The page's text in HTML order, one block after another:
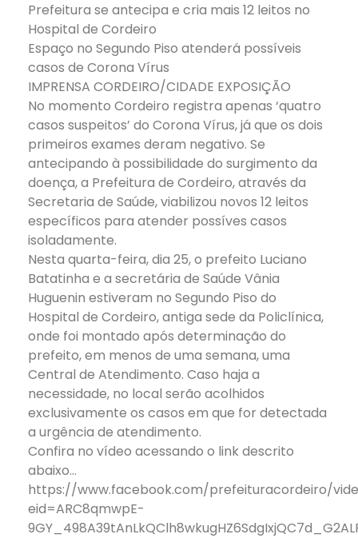
Prefeitura se antecipa e cria mais 12 leitos no
Hospital de Cordeiro
Espaço no Segundo Piso atenderá possíveis
casos de Corona Vírus
IMPRENSA CORDEIRO/CIDADE EXPOSIÇÃO
No momento Cordeiro registra apenas ‘quatro
casos suspeitos’ do Corona Vírus, já que os dois
primeiros exames deram negativo. Se
antecipando à possibilidade do surgimento da
doença, a Prefeitura de Cordeiro, através da
Secretaria de Saúde, viabilizou novos 12 leitos
específicos para atender possíves casos
isoladamente.
Nesta quarta-feira, dia 25, o prefeito Luciano
Batatinha e a secretária de Saúde Vânia
Huguenin estiveram no Segundo Piso do
Hospital de Cordeiro, antiga sede da Policlínica,
onde foi montado após determinação do
prefeito, em menos de uma semana, uma
Central de Atendimento. Caso haja a
necessidade, no local serão acolhidos
exclusivamente os casos em que for detectada
a urgência de atendimento.
Confira no vídeo acessando o link descrito
abaixo…
https://www.facebook.com/prefeituracordeiro/
eid=ARC8qmwpE-